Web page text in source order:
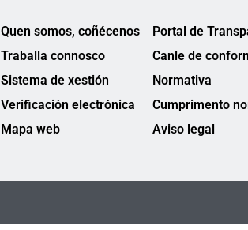
Quen somos, coñécenos
Traballa connosco
Sistema de xestión
Verificación electrónica
Mapa web
Portal de
Canle de
Normativa
Cumprimento
Aviso legal